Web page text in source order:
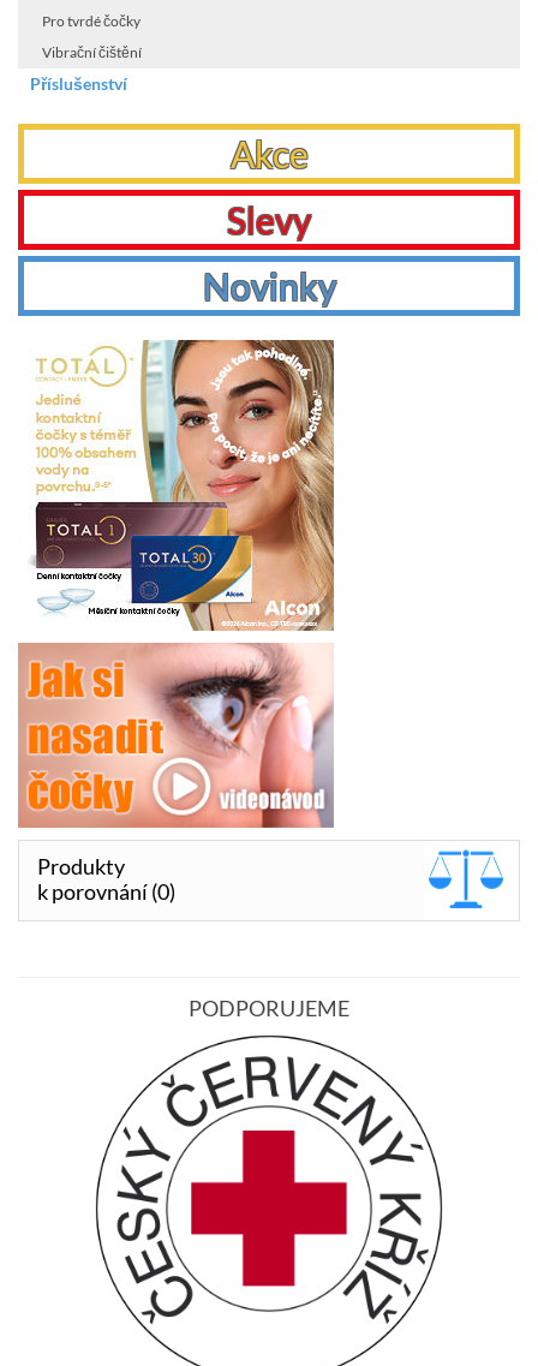
Pro tvrdé čočky
Vibrační čištění
Příslušenství
Akce
Slevy
Novinky
Produkty
k porovnání (0)
PODPORUJEME